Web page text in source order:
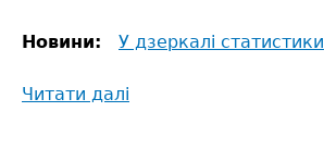
Новини: У дзеркалі статистики
Читати далі